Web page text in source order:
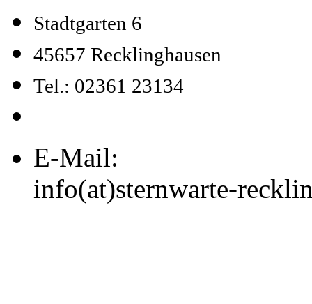
Stadtgarten 6
45657 Recklinghausen
Tel.: 02361 23134
E-Mail:
info(at)sternwarte-